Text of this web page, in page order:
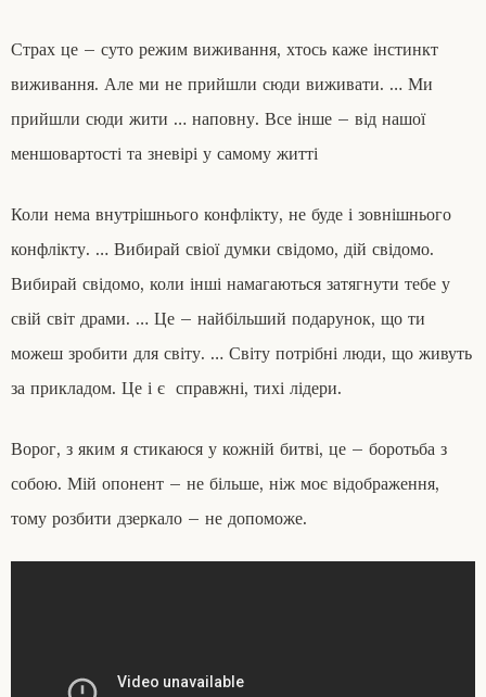
Страх це – суто режим виживання, хтось каже інстинкт
виживання. Але ми не прийшли сюди виживати. … Ми
прийшли сюди жити … наповну. Все інше – від нашої
меншовартості та зневірі у самому житті
Коли нема внутрішнього конфлікту, не буде і зовнішнього
конфлікту. … Вибирай свіої думки свідомо, дій свідомо.
Вибирай свідомо, коли інші намагаються затягнути тебе у
свій світ драми. … Це – найбільший подарунок, що ти
можеш зробити для світу. … Світу потрібні люди, що живуть
за прикладом. Це і є справжні, тихі лідери.
Ворог, з яким я стикаюся у кожній битві, це – боротьба з
собою. Мій опонент – не більше, ніж моє відображення,
тому розбити дзеркало – не допоможе.